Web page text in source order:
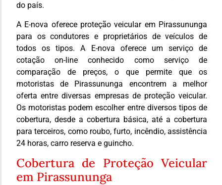
do país.
A E-nova oferece proteção veicular em Pirassununga
para os condutores e proprietários de veículos de
todos os tipos. A E-nova oferece um serviço de
cotação on-line conhecido como serviço de
comparação de preços, o que permite que os
motoristas de Pirassununga encontrem a melhor
oferta entre diversas empresas de proteção veicular.
Os motoristas podem escolher entre diversos tipos de
cobertura, desde a cobertura básica, até a cobertura
para terceiros, como roubo, furto, incêndio, assistência
24 horas, carro reserva e guincho.
Cobertura de Proteção Veicular
em Pirassununga